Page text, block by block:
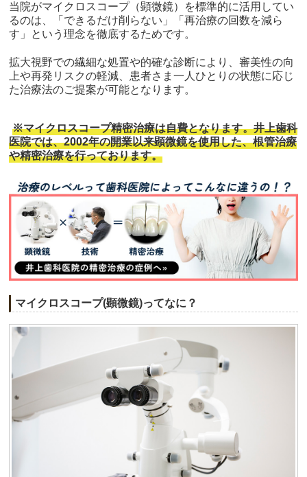
当院がマイクロスコープ（顕微鏡）を標準的に活用してい
るのは、「できるだけ削らない」「再治療の回数を減ら
す」という理念を徹底するためです。
拡大視野での繊細な処置や的確な診断により、審美性の向
上や再発リスクの軽減、患者さま一人ひとりの状態に応じ
た治療法のご提案が可能となります。
※マイクロスコープ精密治療は自費となります。井上歯科
医院では、2002年の開業以来顕微鏡を使用した、根管治療
や精密治療を行っております。
マイクロスコープ(顕微鏡)ってなに？